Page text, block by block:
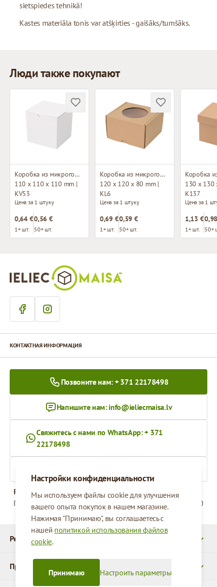
sietspiedes tehnikā!
Kastes materiāla tonis var atšķirties - gaišāks/tumšāks.
Люди также покупают
Коробка из микрогофрокартона
110 x 110 x 110 mm |
KV53
Цена за 1 штуку
0,64 €
1+ шт.
0,56 €
50+ шт.
Коробка из микрогофрокартона с окном
120 x 120 x 80 mm |
KL6
Цена за 1 штуку
0,69 €
1+ шт.
0,59 €
50+ шт.
130 x 130
K137
Цена за 1
1,13 €
1+ шт. 50+
Настройки конфиденциальности
Мы используем файлы cookie для улучшения
вашего опыта покупок в нашем магазине.
Нажимая "Принимаю", вы соглашаетесь с
нашей политикой использования файлов
cookie.
Настроить параметры
Принимаю
Реквизиты
Продукты
КОНТАКТНАЯ ИНФОРМАЦИЯ
Позвоните нам: + 371 22178498
Напишите нам: info@ieliecmaisa.lv
Свяжитесь с нами по WhatsApp: + 371
22178498
Рабочее время
Понедельник - Пятница
09:00 - 17:00